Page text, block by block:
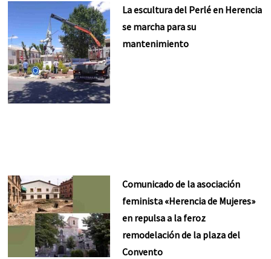
La escultura del Perlé en Herencia
se marcha para su
mantenimiento
Comunicado de la asociación
feminista «Herencia de Mujeres»
en repulsa a la feroz
remodelación de la plaza del
Convento